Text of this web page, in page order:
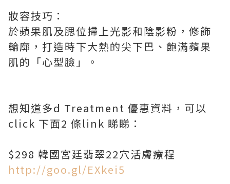
妝容技巧：
於蘋果肌及腮位掃上光影和陰影粉，修飾
輪廓，打造時下大熱的尖下巴、飽滿蘋果
肌的「心型臉」。
想知道多d Treatment 優惠資料，可以
click 下面2 條link 睇睇：
$298 韓國宮廷翡翠22穴活膚療程
http://goo.gl/EXkei5